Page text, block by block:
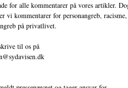
for alle kommentarer på vores artikler.
vi kommentarer for personangreb, racisme,
på privatlivet.
til os på